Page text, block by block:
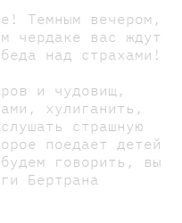
Темным вечером,
чердаке вас ждут
над страхами!
и чудовищ,
хулиганить,
страшную
поедает детей
говорить, вы
Бертрана